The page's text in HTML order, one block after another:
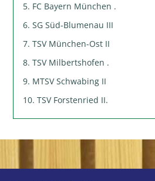
5. FC Bayern München .
6. SG Süd-Blumenau III
7. TSV München-Ost II
8. TSV Milbertshofen .
9. MTSV Schwabing II
10. TSV Forstenried II.